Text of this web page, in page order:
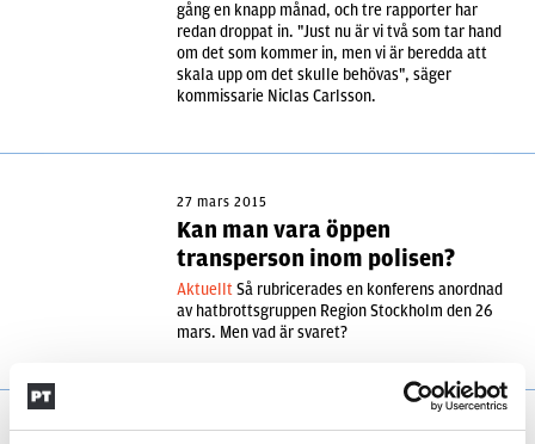
gång en knapp månad, och tre rapporter har
redan droppat in. "Just nu är vi två som tar hand
om det som kommer in, men vi är beredda att
skala upp om det skulle behövas", säger
kommissarie Niclas Carlsson.
27 mars 2015
Kan man vara öppen
transperson inom polisen?
Aktuellt Så rubricerades en konferens anordnad
av hatbrottsgruppen Region Stockholm den 26
mars. Men vad är svaret?